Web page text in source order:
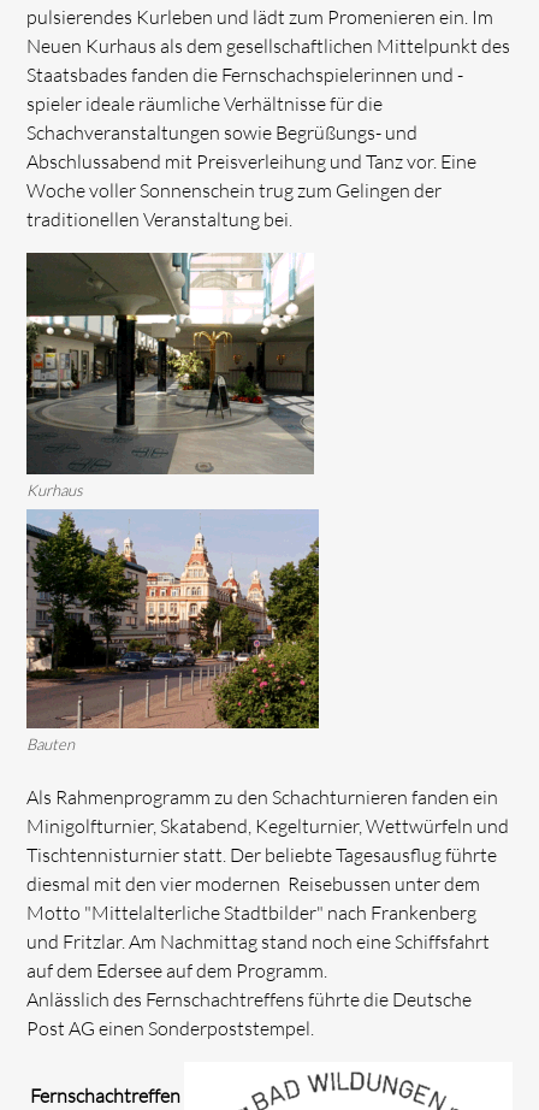
pulsierendes Kurleben und lädt zum Promenieren ein. Im
Neuen Kurhaus als dem gesellschaftlichen Mittelpunkt des
Staatsbades fanden die Fernschachspielerinnen und -
spieler ideale räumliche Verhältnisse für die
Schachveranstaltungen sowie Begrüßungs- und
Abschlussabend mit Preisverleihung und Tanz vor. Eine
Woche voller Sonnenschein trug zum Gelingen der
traditionellen Veranstaltung bei.
Kurhaus
Bauten
Als Rahmenprogramm zu den Schachturnieren fanden ein
Minigolfturnier, Skatabend, Kegelturnier, Wettwürfeln und
Tischtennisturnier statt. Der beliebte Tagesausflug führte
diesmal mit den vier modernen Reisebussen unter dem
Motto "Mittelalterliche Stadtbilder" nach Frankenberg
und Fritzlar. Am Nachmittag stand noch eine Schiffsfahrt
auf dem Edersee auf dem Programm.
Anlässlich des Fernschachtreffens führte die Deutsche
Post AG einen Sonderpoststempel.
Fernschachtreffen